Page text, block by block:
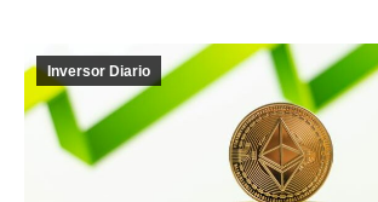
Inversor Diario